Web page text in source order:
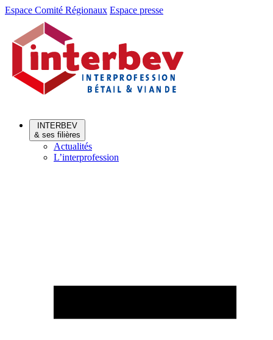
Aller
Aller
contenu
Espace Comité Régionaux Espace presse
INTERBEV
& ses filières
Actualités
L’interprofession